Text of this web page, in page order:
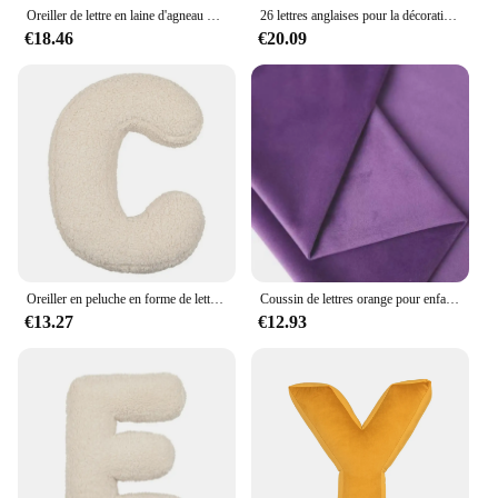
Oreiller de lettre en laine d'agneau pour enfants, oreiller apaisant pour le sommeil, accessoires de tir de fond, cadeau de fête préChristophe pour garçon, INS ABC, 26
€18.46
26 lettres anglaises pour la décoration de la maison, oreiller de siège de canapé, coussin de lit, oreiller de voiture, bricolage, accessoires de mariage, jour de Léon
€20.09
Oreiller en peluche en forme de lettres anglaises, oreiller décoratif, alphabet, câlin, jeté, décor de canapé, 26 lettres
€13.27
Coussin de lettres orange pour enfants, cadeau de fête d'anniversaire, jouets de dossier, décor de fond de chambre, accessoire de photographie, baby shower
€12.93